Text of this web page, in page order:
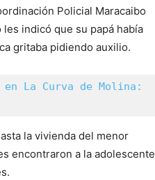
Policial Maracaibo
indicó que su papá había
gritaba pidiendo auxilio.
La Curva de Molina:
la vivienda del menor
encontraron a la adolescente